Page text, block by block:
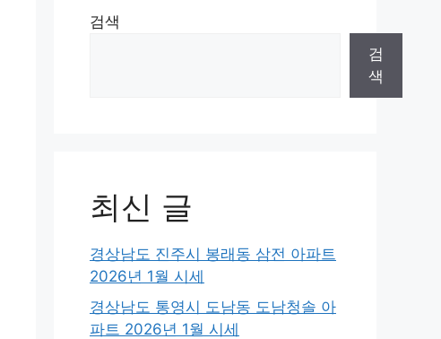
검색
검
색
최신 글
경상남도 진주시 봉래동 삼전 아파트
2026년 1월 시세
경상남도 통영시 도남동 도남청솔 아
파트 2026년 1월 시세